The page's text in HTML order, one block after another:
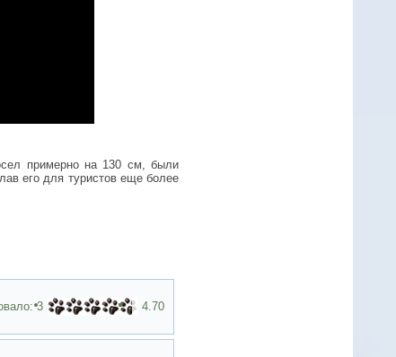
примерно на 130 см, были
его для туристов еще более
3 4.70